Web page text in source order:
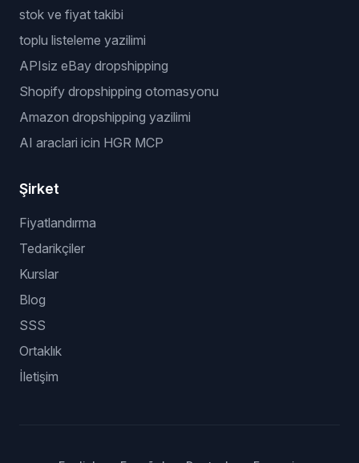
stok ve fiyat takibi
toplu listeleme yazilimi
APIsiz eBay dropshipping
Shopify dropshipping otomasyonu
Amazon dropshipping yazilimi
AI araclari icin HGR MCP
Şirket
Fiyatlandırma
Tedarikçiler
Kurslar
Blog
SSS
Ortaklık
İletişim